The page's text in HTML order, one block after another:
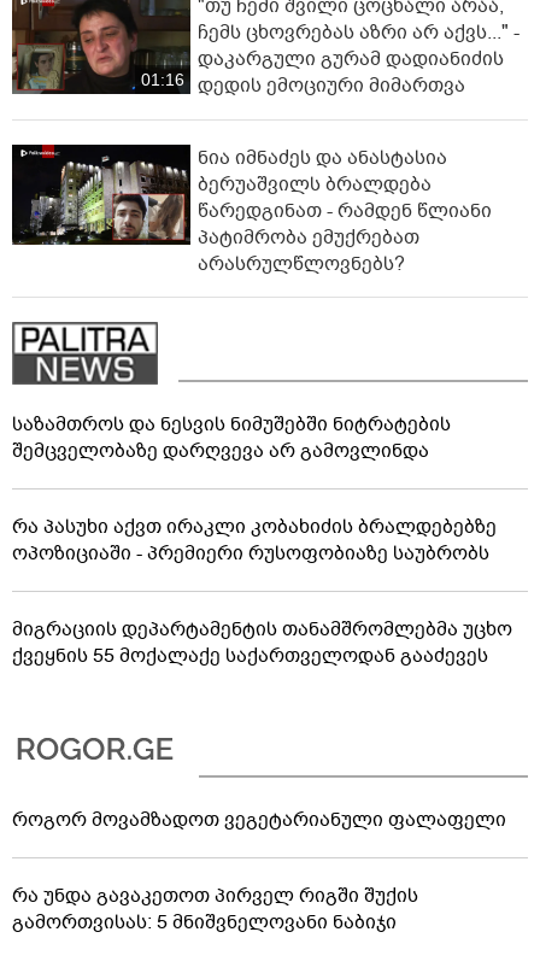
01:16
"თუ ჩემი შვილი ცოცხალი არაა,
ჩემს ცხოვრებას აზრი არ აქვს..." -
დაკარგული გურამ დადიანიძის
დედის ემოციური მიმართვა
ნია იმნაძეს და ანასტასია
ბერუაშვილს ბრალდება
წარედგინათ - რამდენ წლიანი
პატიმრობა ემუქრებათ
არასრულწლოვნებს?
საზამთროს და ნესვის ნიმუშებში ნიტრატების
შემცველობაზე დარღვევა არ გამოვლინდა
რა პასუხი აქვთ ირაკლი კობახიძის ბრალდებებზე
ოპოზიციაში - პრემიერი რუსოფობიაზე საუბრობს
მიგრაციის დეპარტამენტის თანამშრომლებმა უცხო
ქვეყნის 55 მოქალაქე საქართველოდან გააძევეს
როგორ მოვამზადოთ ვეგეტარიანული ფალაფელი
რა უნდა გავაკეთოთ პირველ რიგში შუქის
გამორთვისას: 5 მნიშვნელოვანი ნაბიჯი